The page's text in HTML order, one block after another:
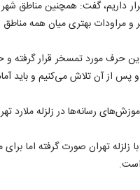
برای تهران قرار داریم، گفت: همچنین
مراودات بهتری میان همه مناطق
این حرف مورد تمسخر قرار گرفته
پس از آن تلاش می‌کنیم و باید
رسانه‌ها در زلزله ملارد
است.